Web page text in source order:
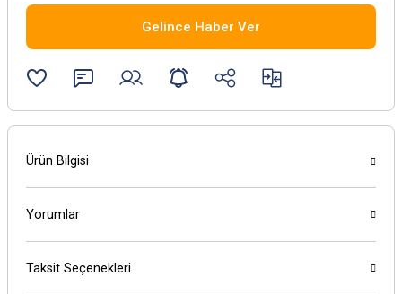
Gelince Haber Ver
Ürün Bilgisi
Yorumlar
Taksit Seçenekleri